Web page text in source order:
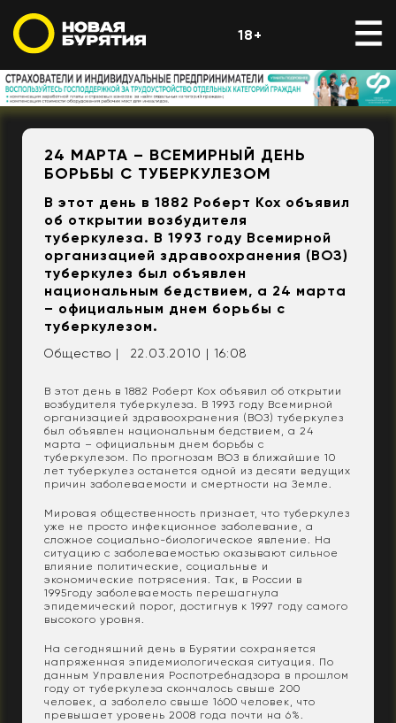
18+
24 МАРТА – ВСЕМИРНЫЙ ДЕНЬ
БОРЬБЫ С ТУБЕРКУЛЕЗОМ
В этот день в 1882 Роберт Кох объявил
об открытии возбудителя
туберкулеза. В 1993 году Всемирной
организацией здравоохранения (ВОЗ)
туберкулез был объявлен
национальным бедствием, а 24 марта
– официальным днем борьбы с
туберкулезом.
Общество | 22.03.2010 | 16:08
В этот день в 1882 Роберт Кох объявил об открытии
возбудителя туберкулеза. В 1993 году Всемирной
организацией здравоохранения (ВОЗ) туберкулез
был объявлен национальным бедствием, а 24
марта – официальным днем борьбы с
туберкулезом. По прогнозам ВОЗ в ближайшие 10
лет туберкулез останется одной из десяти ведущих
причин заболеваемости и смертности на Земле.
Мировая общественность признает, что туберкулез
уже не просто инфекционное заболевание, а
сложное социально-биологическое явление. На
ситуацию с заболеваемостью оказывают сильное
влияние политические, социальные и
экономические потрясения. Так, в России в
1995году заболеваемость перешагнула
эпидемический порог, достигнув к 1997 году самого
высокого уровня.
На сегодняшний день в Бурятии сохраняется
напряженная эпидемиологическая ситуация. По
данным Управления Роспотребнадзора в прошлом
году от туберкулеза скончалось свыше 200
человек, а заболело свыше 1600 человек, что
превышает уровень 2008 года почти на 6%.